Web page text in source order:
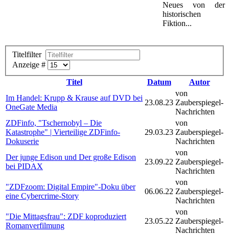
Neues von der
historischen
Fiktion...
Titelfilter
Anzeige #
Titel
Datum
Autor
Im Handel: Krupp & Krause auf DVD bei
OneGate Media
23.08.23
von
Zauberspiegel-
Nachrichten
ZDFinfo, "Tschernobyl – Die
Katastrophe" | Vierteilige ZDFinfo-
Dokuserie
29.03.23
von
Zauberspiegel-
Nachrichten
Der junge Edison und Der große Edison
bei PIDAX
23.09.22
von
Zauberspiegel-
Nachrichten
"ZDFzoom: Digital Empire"-Doku über
eine Cybercrime-Story
06.06.22
von
Zauberspiegel-
Nachrichten
"Die Mittagsfrau": ZDF koproduziert
Romanverfilmung
23.05.22
von
Zauberspiegel-
Nachrichten